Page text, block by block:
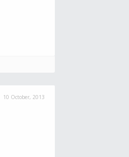
10 October, 2013